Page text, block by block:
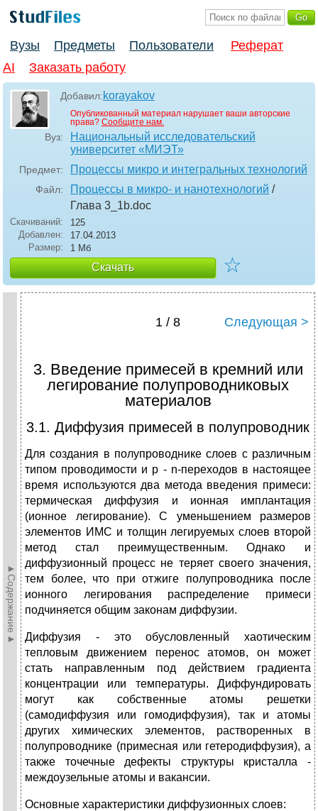
Вузы Предметы Пользователи
Реферат
AI
Заказать работу
Добавил:korayakov
Опубликованный материал нарушает ваши авторские
права? Сообщите нам.
Вуз:
Национальный исследовательский
университет «МИЭТ»
Предмет: Процессы микро и интегральных технологий
Файл: Процессы в микро- и нанотехнологий /
Глава 3_1b.doc
Скачиваний:
125
Добавлен:
17.04.2013
Размер:
1 Мб
Скачать ☆
►Содержание►
1 / 8 Следующая >
3. Введение примесей в кремний или
легирование полупроводниковых
материалов
3.1. Диффузия примесей в полупроводник
Для создания в полупроводнике слоев с различным
типом проводимости и p - n-переходов в настоящее
время используются два метода введения примеси:
термическая диффузия и ионная имплантация
(ионное легирование). С уменьшением размеров
элементов ИМС и толщин легируемых слоев второй
метод стал преимущественным. Однако и
диффузионный процесс не теряет своего значения,
тем более, что при отжиге полупроводника после
ионного легирования распределение примеси
подчиняется общим законам диффузии.
Диффузия - это обусловленный хаотическим
тепловым движением перенос атомов, он может
стать направленным под действием градиента
концентрации или температуры. Диффундировать
могут как собственные атомы решетки
(самодиффузия или гомодиффузия), так и атомы
других химических элементов, растворенных в
полупроводнике (примесная или гетеродиффузия), а
также точечные дефекты структуры кристалла -
междоузельные атомы и вакансии.
Основные характеристики диффузионных слоев: